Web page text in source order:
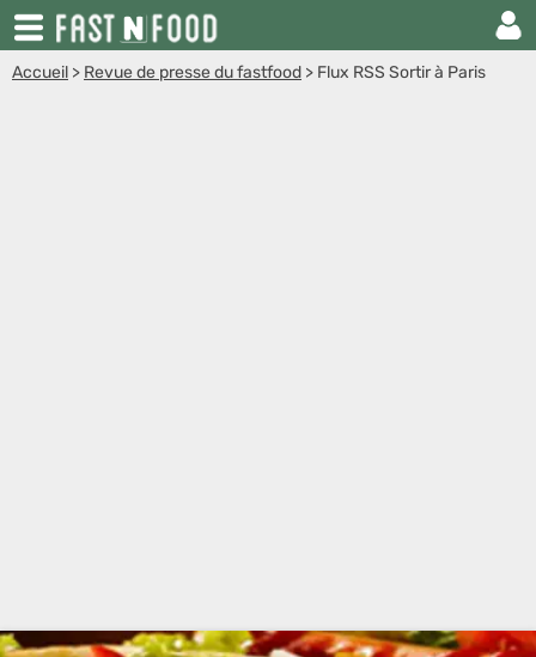
Accueil > Revue de presse du fastfood > Flux RSS Sortir à Paris